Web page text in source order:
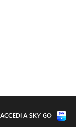
ACCEDI A SKY GO